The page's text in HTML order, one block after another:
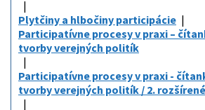
Plytčiny a hlbočiny participácie
Participatívne procesy v praxi –
tvorby verejných politík
Participatívne procesy v praxi -
tvorby verejných politík / 2.